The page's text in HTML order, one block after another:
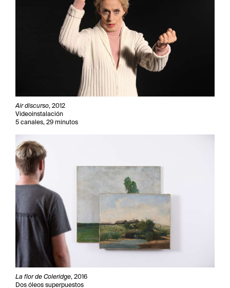
Air discurso, 2012
Videoinstalación
5 canales, 29 minutos
La flor de Coleridge, 2016
Dos óleos superpuestos